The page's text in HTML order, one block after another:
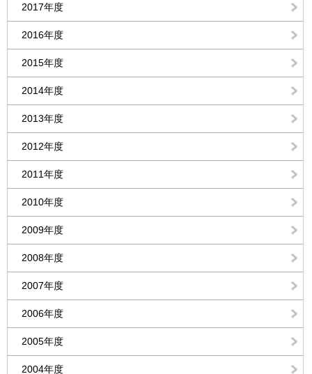
2017年度
2016年度
2015年度
2014年度
2013年度
2012年度
2011年度
2010年度
2009年度
2008年度
2007年度
2006年度
2005年度
2004年度